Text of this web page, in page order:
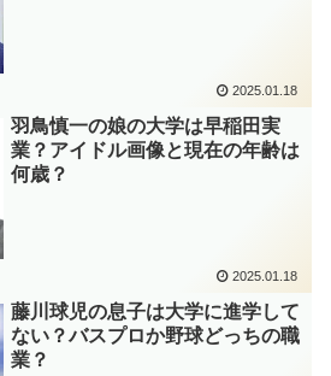
2025.01.18
羽鳥慎一の娘の大学は早稲田実
業？アイドル画像と現在の年齢は
何歳？
2025.01.18
藤川球児の息子は大学に進学して
ない？バスプロか野球どっちの職
業？